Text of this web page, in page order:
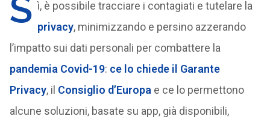
S ì, è possibile tracciare i contagiati e tutelare la
privacy, minimizzando e persino azzerando
l’impatto sui dati personali per combattere la
pandemia Covid-19: ce lo chiede il Garante
Privacy, il Consiglio d’Europa e ce lo permettono
alcune soluzioni, basate su app, già disponibili,